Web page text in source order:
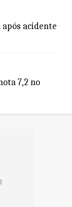
após acidente
7,2 no